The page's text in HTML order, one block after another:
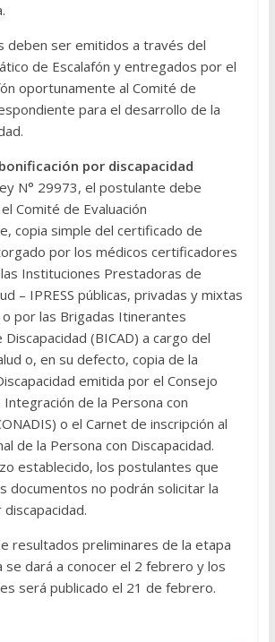
deben ser emitidos a través del
de Escalafón y entregados por el
oportunamente al Comité de
para el desarrollo de la
por discapacidad
N° 29973, el postulante debe
Comité de Evaluación
copia simple del certificado de
por los médicos certificadores
Instituciones Prestadoras de
– IPRESS públicas, privadas y mixtas
o por las Brigadas Itinerantes
(BICAD) a cargo del
o, en su defecto, copia de la
emitida por el Consejo
Integración de la Persona con
o el Carnet de inscripción al
de la Persona con Discapacidad.
establecido, los postulantes que
documentos no podrán solicitar la
resultados preliminares de la etapa
se dará a conocer el 2 febrero y los
será publicado el 21 de febrero.